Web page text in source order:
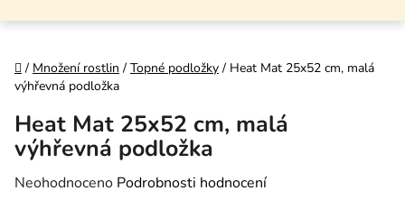
Domů
/ Množení rostlin / Topné podložky / Heat Mat 25x52 cm, malá
výhřevná podložka
Heat Mat 25x52 cm, malá
výhřevná podložka
Průměrné hodnocení produktu je 0,0 z 5 hvězdiček.
Neohodnoceno Podrobnosti hodnocení